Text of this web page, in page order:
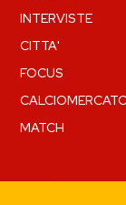
INTERVISTE
CITTA'
FOCUS
MATCH